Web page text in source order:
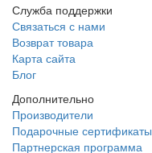
Служба поддержки
Связаться с нами
Возврат товара
Карта сайта
Блог
Дополнительно
Производители
Подарочные сертификаты
Партнерская программа